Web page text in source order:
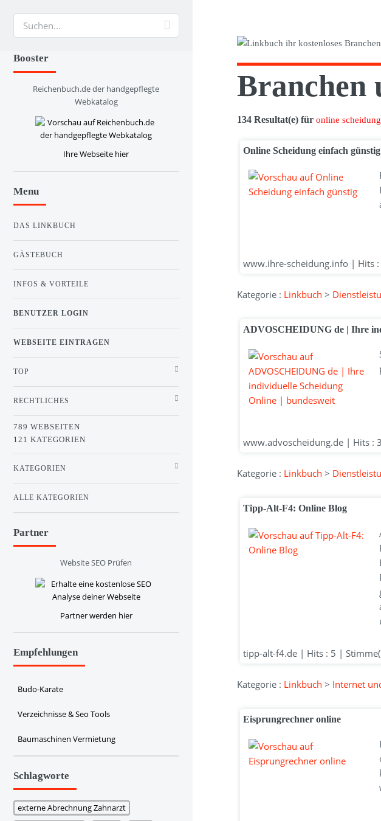
Branchen
134 Resultat(e) füronline scheidung
Online Scheidung einfach günstig
www.ihre-scheidung.info | Hits
Kategorie : Linkbuch >
ADVOSCHEIDUNG de | Ihre
www.advoscheidung.de | Hits :
Kategorie : Linkbuch >
Tipp-Alt-F4: Online Blog
tipp-alt-f4.de | Hits : 5 |
Kategorie : Linkbuch > Internet
Eisprungrechner online
Booster
Reichenbuch.de der handgepflegte
Webkatalog
Ihre Webseite hier
Menu
DAS LINKBUCH
GÄSTEBUCH
INFOS & VORTEILE
BENUTZER LOGIN
WEBSEITE EINTRAGEN
TOP
RECHTLICHES
789 WEBSEITEN
121 KATEGORIEN
KATEGORIEN
ALLE KATEGORIEN
Partner
Website SEO Prüfen
Partner werden hier
Empfehlungen
Budo-Karate
Verzeichnisse & Seo Tools
Baumaschinen Vermietung
Schlagworte
externe Abrechnung Zahnarzt